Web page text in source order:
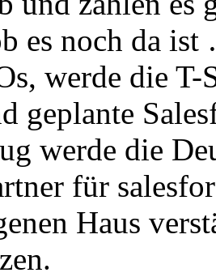
es noch da
werde die
geplante
werde die
für
Haus